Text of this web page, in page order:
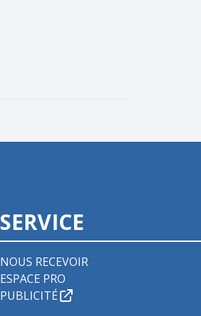
SERVICE
NOUS RECEVOIR
ESPACE PRO
PUBLICITÉ